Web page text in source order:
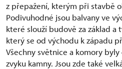
z přepažení, kterým při stavbě
Podivuhodné jsou balvany ve
které slouží budově za základ a
který se od východu k západu
Všechny světnice a komory
zvyku kamny. Jsou zde také